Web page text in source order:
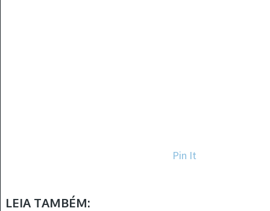
Pin It
LEIA TAMBÉM: